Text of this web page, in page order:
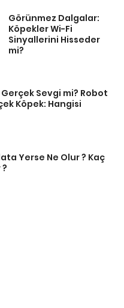
Görünmez Dalgalar:
Köpekler Wi-Fi
Sinyallerini Hisseder
mi?
Sevgi mi? Robot
Köpek: Hangisi
Yerse Ne Olur ? Kaç